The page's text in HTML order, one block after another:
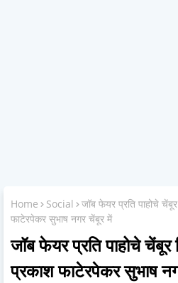
Home Social
जॉब फेयर प्रति पाहोचे
फाटेरपेकर सुभाष नगर चेंबूर में
जॉब फेयर प्रति पाहोचे चेंबूर
प्रकाश फाटेरपेकर सुभाष